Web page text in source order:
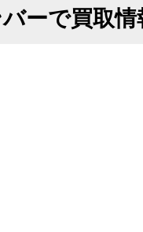
ーで買取情